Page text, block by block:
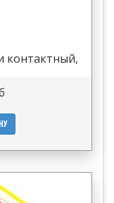
контактный,